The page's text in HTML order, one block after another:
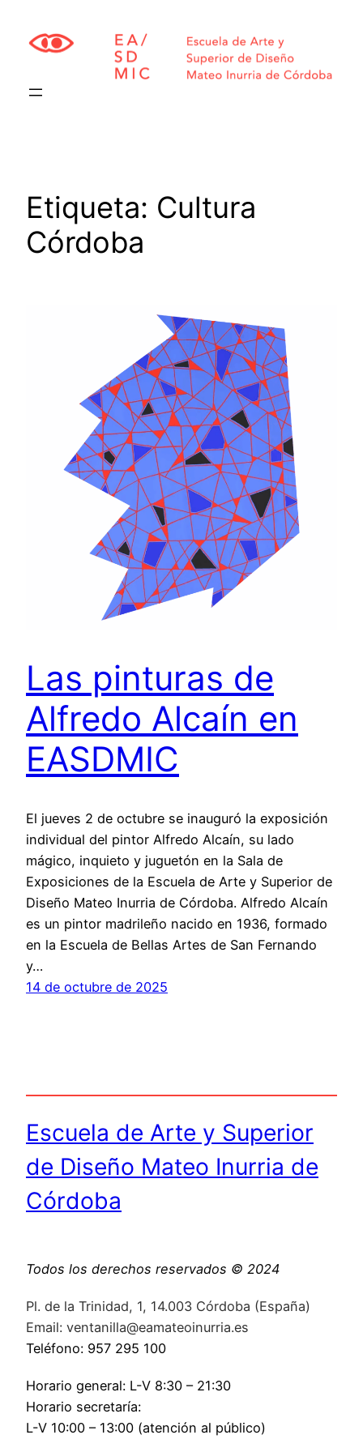
contenido
Etiqueta: Cultura
Córdoba
Las pinturas de
Alfredo Alcaín en
EASDMIC
El jueves 2 de octubre se inauguró la exposición
individual del pintor Alfredo Alcaín, su lado
mágico, inquieto y juguetón en la Sala de
Exposiciones de la Escuela de Arte y Superior de
Diseño Mateo Inurria de Córdoba. Alfredo Alcaín
es un pintor madrileño nacido en 1936, formado
en la Escuela de Bellas Artes de San Fernando
y…
14 de octubre de 2025
Escuela de Arte y Superior
de Diseño Mateo Inurria de
Córdoba
Todos los derechos reservados © 2024
Pl. de la Trinidad, 1, 14.003 Córdoba (España)
Email: ventanilla@eamateoinurria.es
Teléfono: 957 295 100
Horario general: L-V 8:30 – 21:30
Horario secretaría:
L-V 10:00 – 13:00 (atención al público)